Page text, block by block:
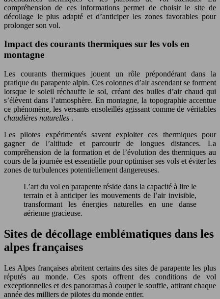
compréhension de ces informations permet de choisir le site de
décollage le plus adapté et d’anticiper les zones favorables pour
prolonger son vol.
Impact des courants thermiques sur les vols en
montagne
Les courants thermiques jouent un rôle prépondérant dans la
pratique du parapente alpin. Ces colonnes d’air ascendant se forment
lorsque le soleil réchauffe le sol, créant des bulles d’air chaud qui
s’élèvent dans l’atmosphère. En montagne, la topographie accentue
ce phénomène, les versants ensoleillés agissant comme de véritables
chaudières naturelles .
Les pilotes expérimentés savent exploiter ces thermiques pour
gagner de l’altitude et parcourir de longues distances. La
compréhension de la formation et de l’évolution des thermiques au
cours de la journée est essentielle pour optimiser ses vols et éviter les
zones de turbulences potentiellement dangereuses.
L’art du vol en parapente réside dans la capacité à lire le
terrain et à anticiper les mouvements de l’air invisible,
transformant les énergies naturelles en une danse
aérienne gracieuse.
Sites de décollage emblématiques dans les
alpes françaises
Les Alpes françaises abritent certains des sites de parapente les plus
réputés au monde. Ces spots offrent des conditions de vol
exceptionnelles et des panoramas à couper le souffle, attirant chaque
année des milliers de pilotes du monde entier.